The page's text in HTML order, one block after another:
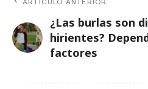
¿Las burlas son
hirientes?
factores